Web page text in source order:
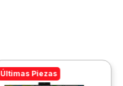
Últimas Piezas